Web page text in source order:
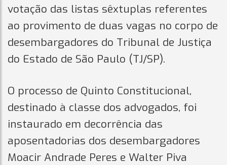
votação das listas sêxtuplas referentes
ao provimento de duas vagas no corpo de
desembargadores do Tribunal de Justiça
do Estado de São Paulo (TJ/SP).
O processo de Quinto Constitucional,
destinado à classe dos advogados, foi
instaurado em decorrência das
aposentadorias dos desembargadores
Moacir Andrade Peres e Walter Piva